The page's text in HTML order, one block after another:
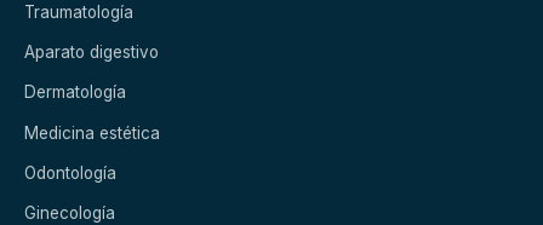
Traumatología
Aparato digestivo
Dermatología
Medicina estética
Odontología
Ginecología